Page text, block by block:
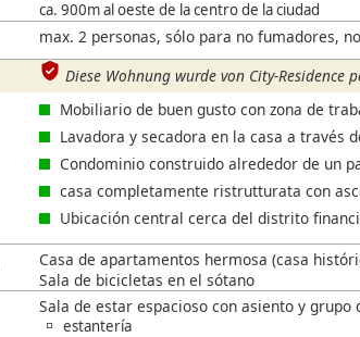
ca. 900m al oeste de la centro de la ciudad
max. 2 personas, sólo para no fumadores,
Diese Wohnung wurde von City-
Mobiliario de buen gusto con zona de
Lavadora y secadora en la casa a través
Condominio construido alrededor de un
casa completamente ristrutturata con
Ubicación central cerca del distrito
Casa de apartamentos hermosa (casa
Sala de bicicletas en el sótano
Sala de estar espacioso con asiento y grupo
estantería